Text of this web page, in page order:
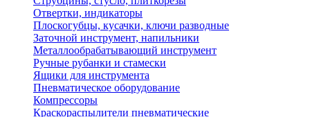
Отвертки, индикаторы
Плоскогубцы, кусачки, ключи разводные
Заточной инструмент, напильники
Металлообрабатывающий инструмент
Ручные рубанки и стамески
Ящики для инструмента
Пневматическое оборудование
Компрессоры
Краскораспылители пневматические